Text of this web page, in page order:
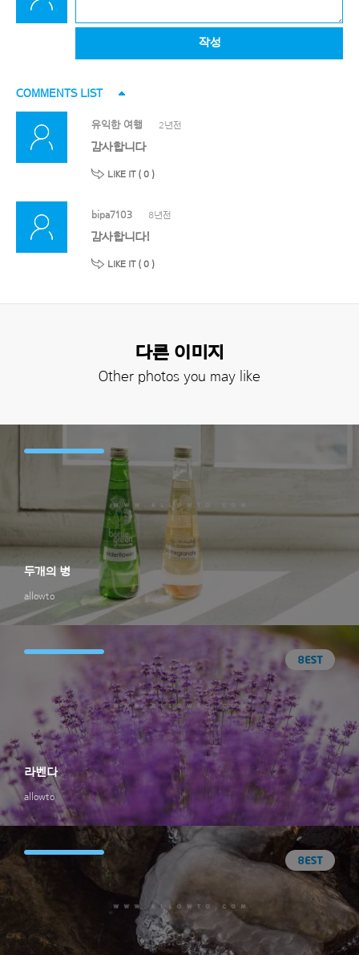
작성
COMMENTS LIST
유익한 여행 2년전
감사합니다
LIKE IT ( 0 )
bipa7103 8년전
감사합니다!
LIKE IT ( 0 )
다른 이미지
Other photos you may like
allowto
두개의 병
allowto
라벤다